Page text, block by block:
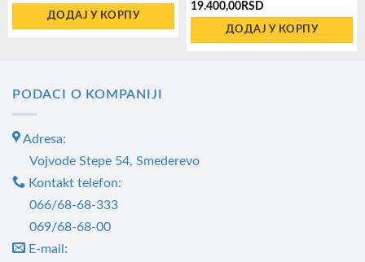
ДОДАЈ У КОРПУ
19.400,00 RSD
ДОДАЈ У КОРПУ
PODACI O KOMPANIJI
Adresa:
Vojvode Stepe 54, Smederevo
Kontakt telefon:
066/68-68-333
069/68-68-00
E-mail: